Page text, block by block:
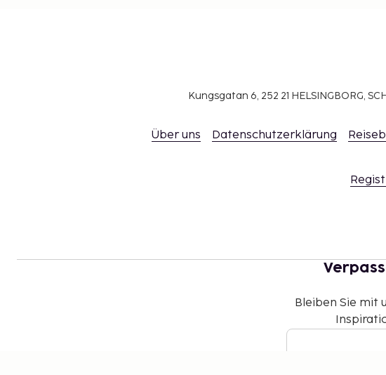
Kungsgatan 6, 252 21 HELSINGBORG,
Über uns Datenschutzerklärung
Bleiben Sie mit